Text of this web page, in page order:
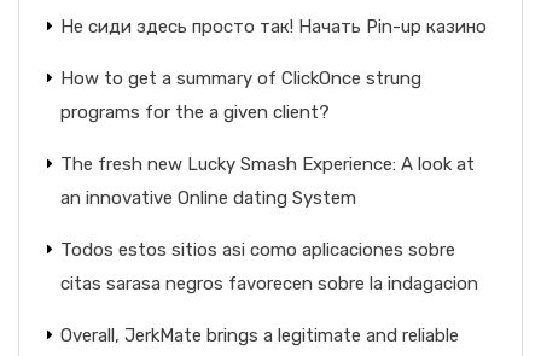
Не сиди здесь просто так! Начать Pin-up казино
How to get a summary of ClickOnce strung
programs for the a given client?
The fresh new Lucky Smash Experience: A look at
an innovative Online dating System
Todos estos sitios asi­ como aplicaciones sobre
citas sarasa negros favorecen sobre la indagacion
Overall, JerkMate brings a legitimate and reliable